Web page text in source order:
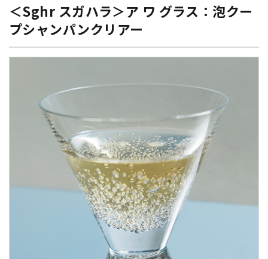
＜Sghr スガハラ＞ア ワ グラス：泡クー
プシャンパンクリアー